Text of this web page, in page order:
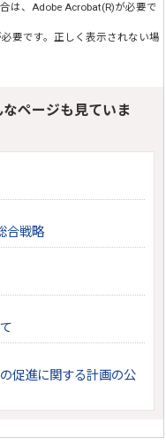
は、 Adobe Acrobat(R)が必要で
必要です。正しく表示されない場
ページも見ていま
合戦略
促進に関する計画の公